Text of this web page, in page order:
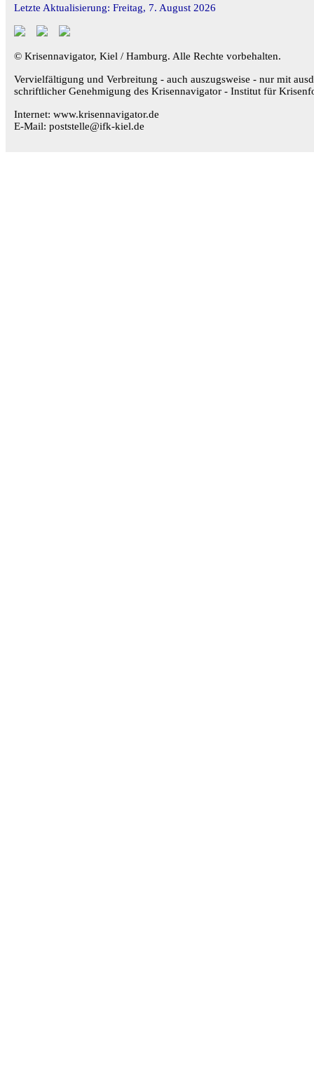
Letzte Aktualisierung: Freitag, 7. August 2026
© Krisennavigator, Kiel / Hamburg. Alle Rechte vorbehalten.
Vervielfältigung und Verbreitung - auch auszugsweise - nur mit
schriftlicher Genehmigung des Krisennavigator - Institut für
Internet: www.krisennavigator.de
E-Mail: poststelle@ifk-kiel.de